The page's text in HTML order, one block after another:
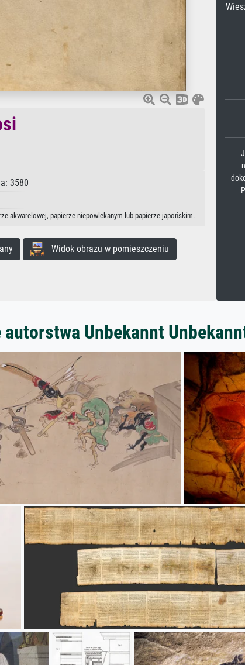
3580
akwarelowej, papierze niepowlekanym lub papierze japońskim.
Widok obrazu w pomieszczeniu
Unbekannt